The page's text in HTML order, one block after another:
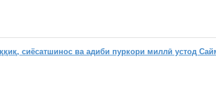
сиёсатшинос ва адиби пуркори миллӣ устод